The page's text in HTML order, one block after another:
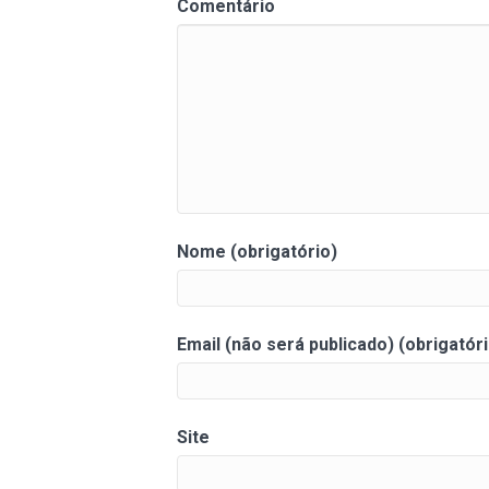
Comentário
Nome (obrigatório)
Email (não será publicado)
Site